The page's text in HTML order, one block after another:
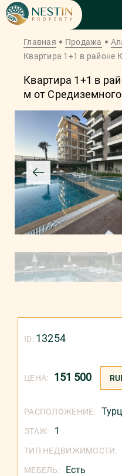
Главная Продажа
Квартира 1+1 в районе
Квартира 1+1 в
м от
ЦЕНА: 151 500
ID: 13254
РАСПОЛОЖЕНИЕ:
ЭТАЖ: 1
ТИП НЕДВИЖИМОСТИ:
МЕБЕЛЬ: Есть